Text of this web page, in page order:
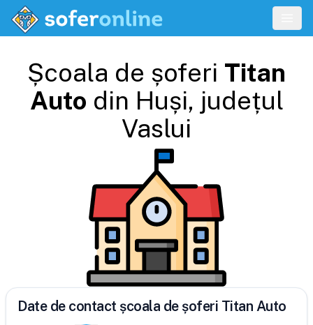
Școala de șoferi Titan
Auto din Huși, județul
Vaslui
Date de contact școala de șoferi Titan Auto